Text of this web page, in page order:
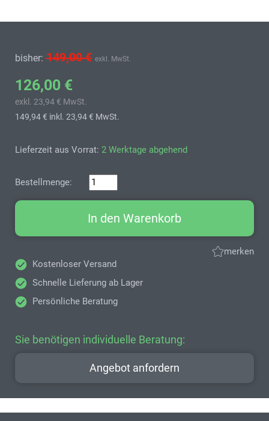
bisher: 149,00 € exkl. MwSt.
126,00 €
exkl. 23,94 € MwSt.
149,94 € inkl. 23,94 € MwSt.
Lieferzeit aus Vorrat: 2 Werktage abgehend
Bestellmenge:
In den Warenkorb
merken
Kostenloser Versand
Schnelle Lieferung ab Lager
Persönliche Beratung
Sie benötigen individuelle Beratung:
Angebot anfordern